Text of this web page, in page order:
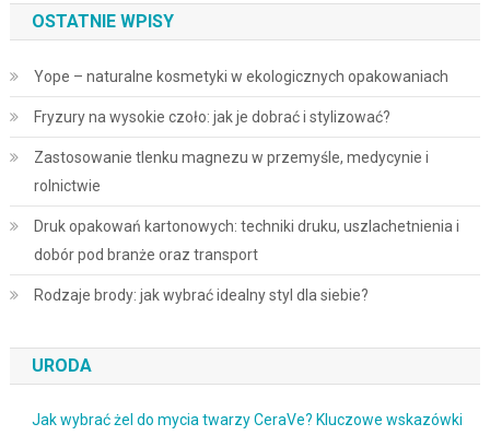
OSTATNIE WPISY
Yope – naturalne kosmetyki w ekologicznych opakowaniach
Fryzury na wysokie czoło: jak je dobrać i stylizować?
Zastosowanie tlenku magnezu w przemyśle, medycynie i
rolnictwie
Druk opakowań kartonowych: techniki druku, uszlachetnienia i
dobór pod branże oraz transport
Rodzaje brody: jak wybrać idealny styl dla siebie?
URODA
Jak wybrać żel do mycia twarzy CeraVe? Kluczowe wskazówki